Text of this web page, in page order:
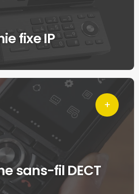
fixe IP
sans-fil DECT